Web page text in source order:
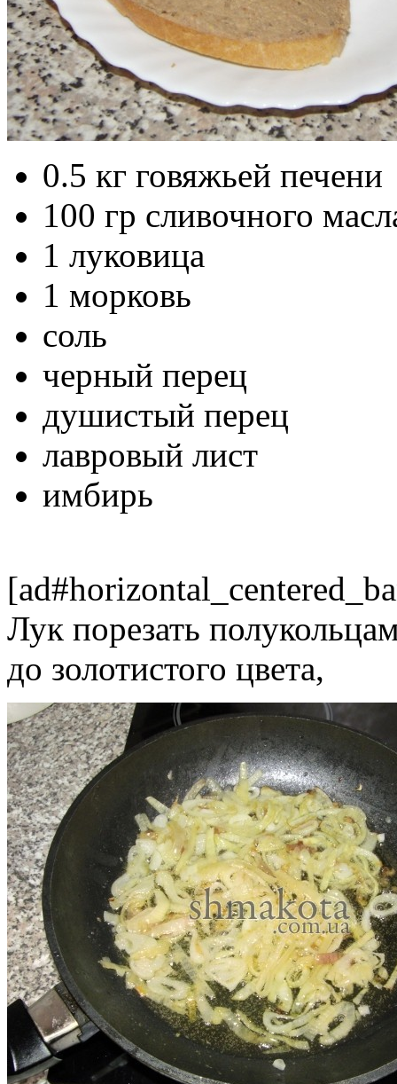
0.5 кг говяжьей печени
100 гр сливочного
1 луковица
1 морковь
соль
черный перец
душистый перец
лавровый лист
имбирь
Лук порезать
до золотистого цвета,